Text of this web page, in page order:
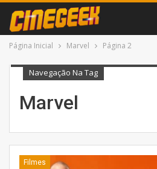
Página Inicial Marvel Página 2
Navegação Na Tag
Marvel
Filmes